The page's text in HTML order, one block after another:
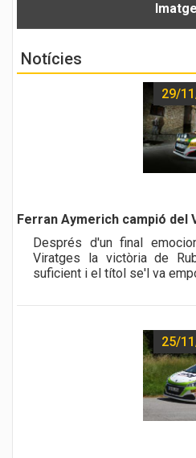
Notícies
29/
Ferran Aymerich campió del
Després d'un final
Viratges la victòria de
suficient i el títol se'l va
25/